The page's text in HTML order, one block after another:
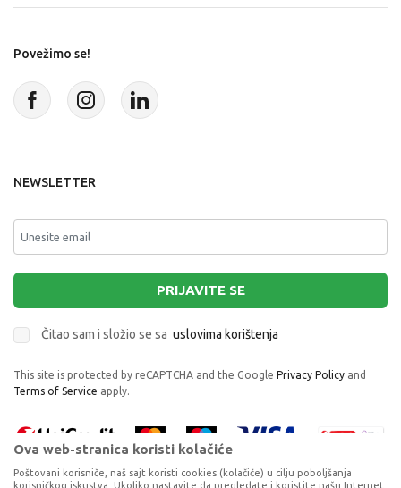
Povežimo se!
NEWSLETTER
PRIJAVITE SE
Čitao sam i složio se sa uslovima korištenja
This site is protected by reCAPTCHA and the Google Privacy Policy and
Terms of Service apply.
Ova web-stranica koristi kolačiće
Poštovani korisniče, naš sajt koristi cookies (kolačiće) u cilju poboljšanja
korisničkog iskustva. Ukoliko nastavite da pregledate i koristite našu Internet